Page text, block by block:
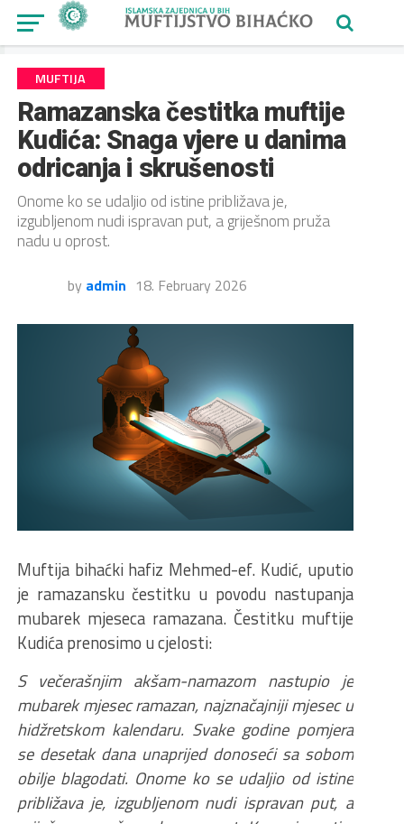
MUFTIJA
Ramazanska čestitka muftije
Kudića: Snaga vjere u danima
odricanja i skrušenosti
Onome ko se udaljio od istine približava je,
izgubljenom nudi ispravan put, a griješnom pruža
nadu u oprost.
by admin 18. February 2026
Muftija bihaćki hafiz Mehmed-ef. Kudić, uputio
je ramazansku čestitku u povodu nastupanja
mubarek mjeseca ramazana. Čestitku muftije
Kudića prenosimo u cjelosti:
S večerašnjim akšam-namazom nastupio je
mubarek mjesec ramazan, najznačajniji mjesec u
hidžretskom kalendaru. Svake godine pomjera
se desetak dana unaprijed donoseći sa sobom
obilje blagodati. Onome ko se udaljio od istine
približava je, izgubljenom nudi ispravan put, a